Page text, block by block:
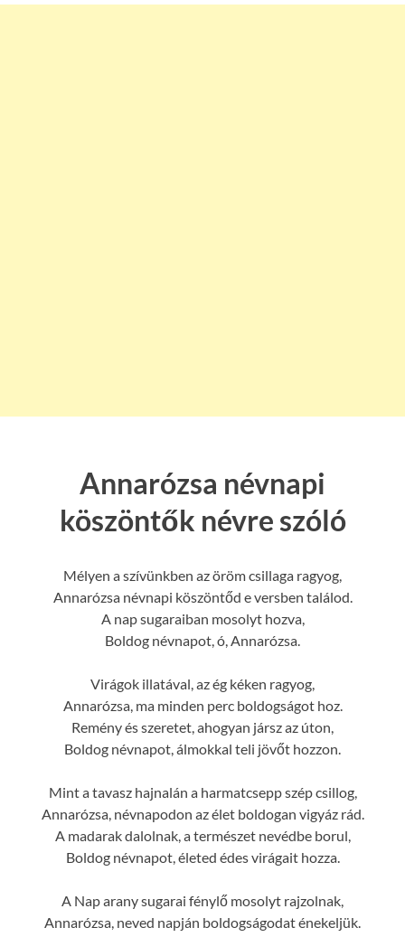
Annarózsa névnapi
köszöntők névre szóló
Mélyen a szívünkben az öröm csillaga ragyog,
Annarózsa névnapi köszöntőd e versben találod.
A nap sugaraiban mosolyt hozva,
Boldog névnapot, ó, Annarózsa.
Virágok illatával, az ég kéken ragyog,
Annarózsa, ma minden perc boldogságot hoz.
Remény és szeretet, ahogyan jársz az úton,
Boldog névnapot, álmokkal teli jövőt hozzon.
Mint a tavasz hajnalán a harmatcsepp szép csillog,
Annarózsa, névnapodon az élet boldogan vigyáz rád.
A madarak dalolnak, a természet nevédbe borul,
Boldog névnapot, életed édes virágait hozza.
A Nap arany sugarai fénylő mosolyt rajzolnak,
Annarózsa, neved napján boldogságodat énekeljük.